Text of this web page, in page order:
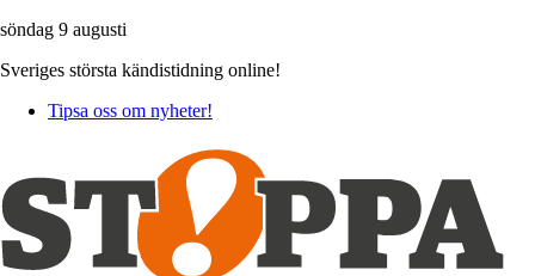
söndag 9 augusti
Sveriges största kändistidning online!
Tipsa oss om nyheter!